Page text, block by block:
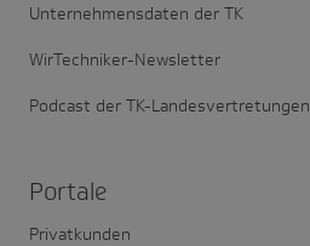
Unternehmensdaten der TK
WirTechniker-Newsletter
Podcast der TK-Landesvertretungen
Portale
Privatkunden